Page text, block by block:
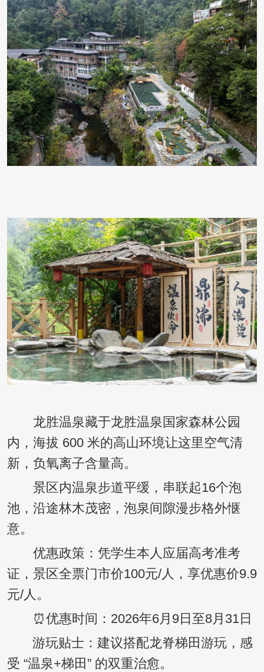
龙胜温泉藏于龙胜温泉国家森林公园
内，海拔 600 米的高山环境让这里空气清
新，负氧离子含量高。
景区内温泉步道平缓，串联起16个泡
池，沿途林木茂密，泡泉间隙漫步格外惬
意。
优惠政策：凭学生本人应届高考准考
证，景区全票门市价100元/人，享优惠价9.9
元/人。
⏰优惠时间：2026年6月9日至8月31日
游玩贴士：建议搭配龙脊梯田游玩，感
受 “温泉+梯田” 的双重治愈。